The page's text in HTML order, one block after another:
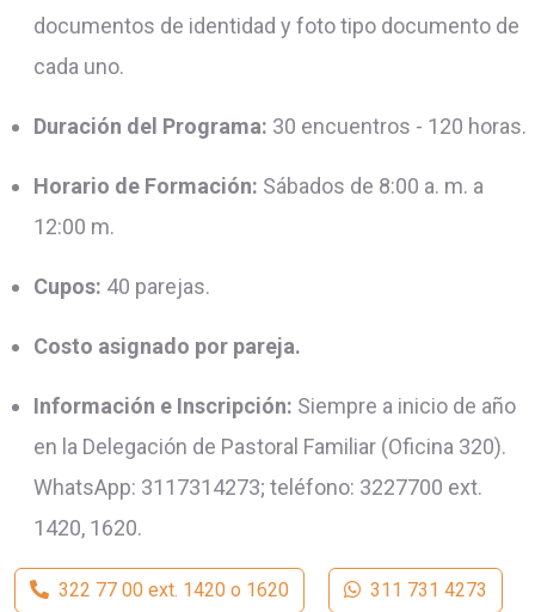
documentos de identidad y foto tipo documento de
cada uno.
Duración del Programa: 30 encuentros - 120 horas.
Horario de Formación: Sábados de 8:00 a. m. a
12:00 m.
Cupos: 40 parejas.
Costo asignado por pareja.
Información e Inscripción: Siempre a inicio de año
en la Delegación de Pastoral Familiar (Oficina 320).
WhatsApp: 3117314273; teléfono: 3227700 ext.
1420, 1620.
322 77 00 ext. 1420 o 1620 311 731 4273